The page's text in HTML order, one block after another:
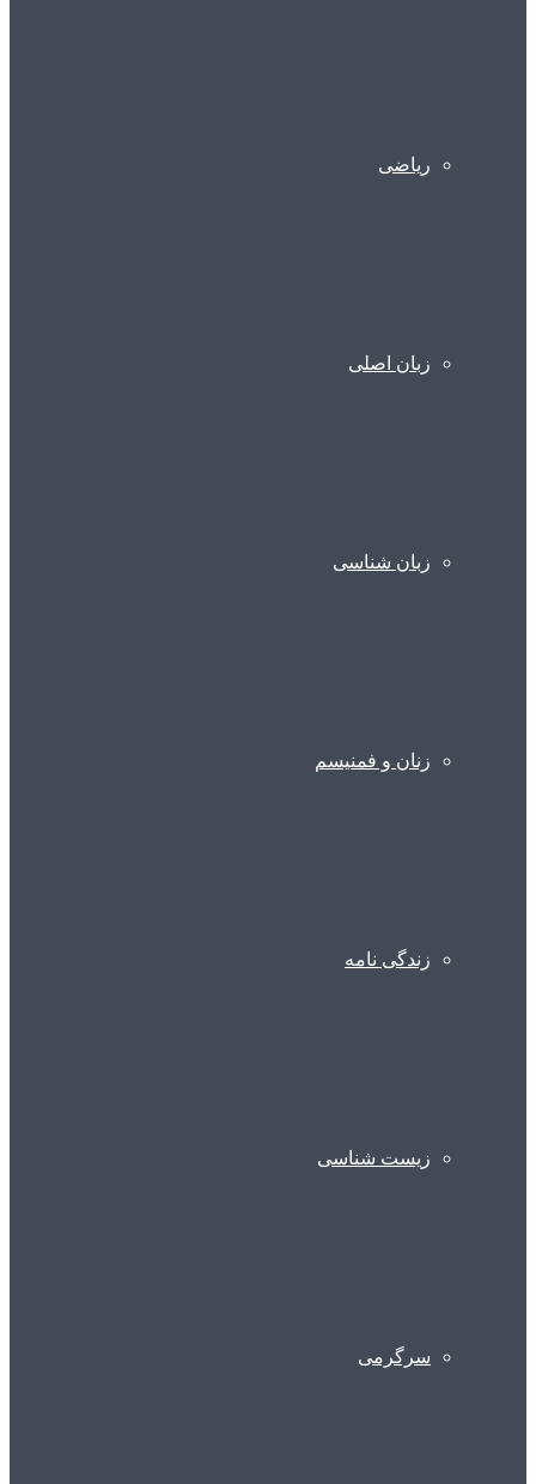
ریاضی
زبان اصلی
زبان شناسی
زنان و فمنیسم
زندگی نامه
زیست شناسی
سرگرمی